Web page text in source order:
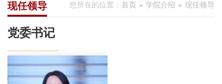
您所在的位置： 首页 学院介绍 现任领导
现任领导
党委书记